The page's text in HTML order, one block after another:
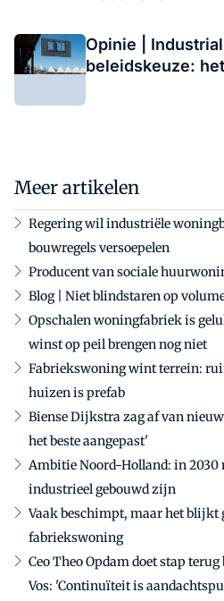
Opinie |
beleidskeuze:
Meer artikelen
Regering wil industriële
bouwregels versoepelen
Producent van sociale
Blog | Niet blindstaren op
Opschalen woningfabriek is
winst op peil brengen nog niet
Fabriekswoning wint terrein:
huizen is prefab
Biense Dijkstra zag af van
het beste aangepast'
Ambitie Noord-Holland: in
industrieel gebouwd zijn
Vaak beschimpt, maar het blijkt
fabriekswoning
Ceo Theo Opdam doet stap
Vos: 'Continuïteit is